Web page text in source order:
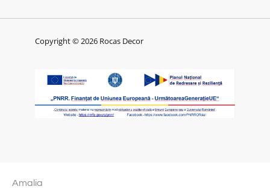
Copyright © 2026 Rocas Decor
Amalia